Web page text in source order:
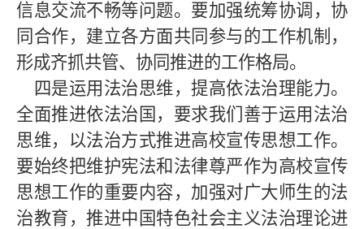
信息交流不畅等问题。要加强统筹协调，协
同合作，建立各方面共同参与的工作机制，
形成齐抓共管、协同推进的工作格局。
四是运用法治思维，提高依法治理能力。
全面推进依法治国，要求我们善于运用法治
思维，以法治方式推进高校宣传思想工作。
要始终把维护宪法和法律尊严作为高校宣传
思想工作的重要内容，加强对广大师生的法
治教育，推进中国特色社会主义法治理论进